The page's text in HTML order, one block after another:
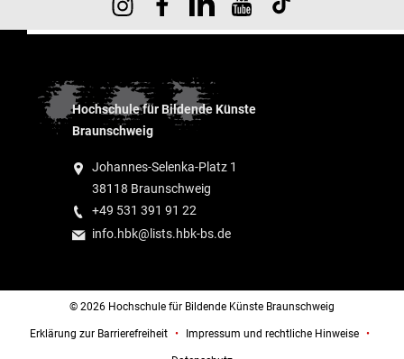
Hochschule für Bildende Künste
Braunschweig
Johannes-Selenka-Platz 1
38118 Braunschweig
+49 531 391 91 22
info.hbk@lists.hbk-bs.de
© 2026 Hochschule für Bildende Künste Braunschweig
Erklärung zur Barrierefreiheit Impressum und rechtliche Hinweise